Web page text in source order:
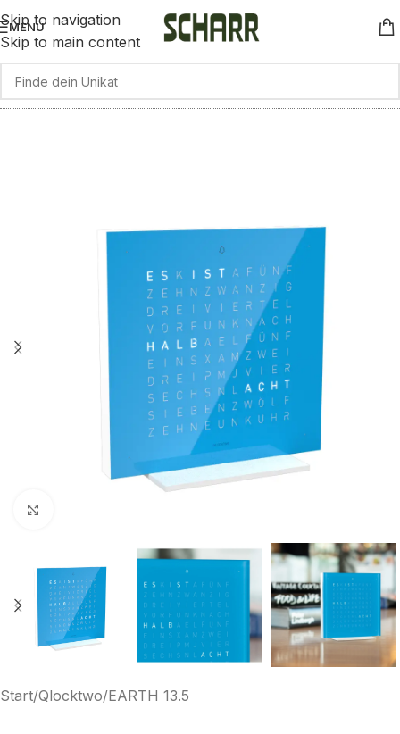
Skip to navigation
Skip to main content
MENÜ
Start/Qlocktwo/EARTH 13.5